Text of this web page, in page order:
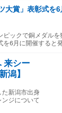
タビューで話を
ラの前で話してく
かえりなさい。い
かがですか？」 ■
かわらず、みなさ
持ち。」 ■大石
ろんなところにあ
と思っている。
中井亜美選手(18)
おめでとうなど
なとあらためて感
ったりリラック
と後で新潟の雰囲
と声をかけてくれ
大賞」表彰式を
ックで銅メダル
6月に開催すると
トとなりました
の活躍を通じて市
としては11人目
アリーナで行える
えて中井亜美選手
。」 表彰式は、
三菱ガス化学ア
来シー
潟】
新潟市出身
ジについて